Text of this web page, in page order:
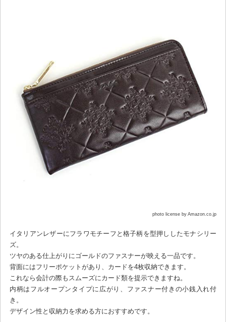
photo license by Amazon.co.jp
イタリアンレザーにフラワモチーフと格子柄を型押ししたモナシリー
ズ。
ツヤのある仕上がりにゴールドのファスナーが映える一品です。
背面にはフリーポケットがあり、カードを4枚収納できます。
これなら会計の際もスムーズにカード類を提示できますね。
内柄はフルオープンタイプに広がり、ファスナー付きの小銭入れ付
き。
デザイン性と収納力を求める方におすすめです。